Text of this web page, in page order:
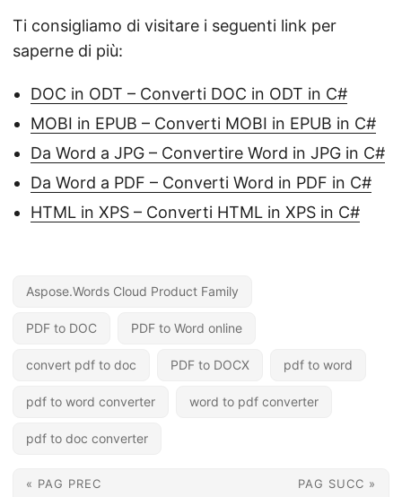
Ti consigliamo di visitare i seguenti link per
saperne di più:
DOC in ODT – Converti DOC in ODT in C#
MOBI in EPUB – Converti MOBI in EPUB in C#
Da Word a JPG – Convertire Word in JPG in C#
Da Word a PDF – Converti Word in PDF in C#
HTML in XPS – Converti HTML in XPS in C#
Aspose.Words Cloud Product Family
PDF to DOC PDF to Word online
convert pdf to doc PDF to DOCX pdf to word
pdf to word converter word to pdf converter
pdf to doc converter
« PAG PREC PAG SUCC »